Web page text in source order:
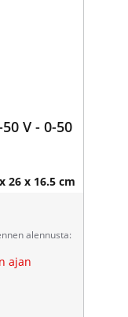
V - 0-50
26 x 16.5 cm
alennusta:
ajan